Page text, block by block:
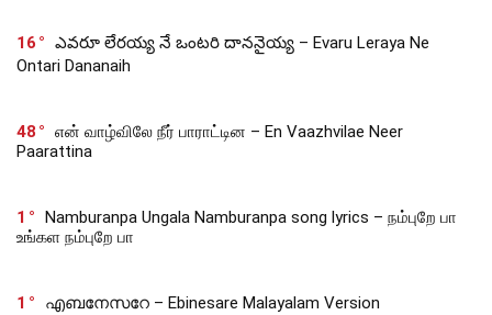
16
ఎవరూ లేరయ్య నే ఒంటరి దాననైయ్య – Evaru Leraya Ne
Ontari Dananaih
48
என் வாழ்விலே நீர் பாராட்டின – En Vaazhvilae Neer
Paarattina
1
Namburanpa Ungala Namburanpa song lyrics – நம்புறே பா
உங்கள நம்புறே பா
1 എബനേസറേ – Ebinesare Malayalam Version